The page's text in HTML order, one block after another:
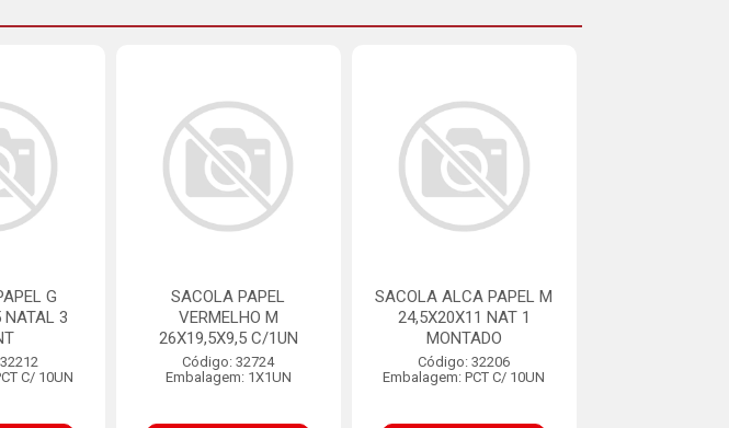
G
NATAL 3
C/ 10UN
SACOLA PAPEL
VERMELHO M
26X19,5X9,5 C/1UN
Código: 32724
Embalagem: 1X1UN
SACOLA ALCA PAPEL M
24,5X20X11 NAT 1
MONTADO
Código: 32206
Embalagem: PCT C/ 10UN